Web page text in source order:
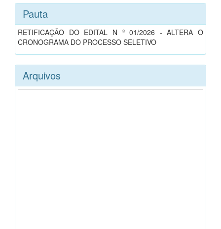
Pauta
RETIFICAÇÃO DO EDITAL N º 01/2026 - ALTERA O
CRONOGRAMA DO PROCESSO SELETIVO
Arquivos